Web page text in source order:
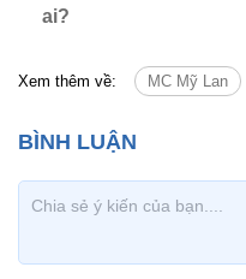
ai?
Xem thêm về: MC Mỹ Lan